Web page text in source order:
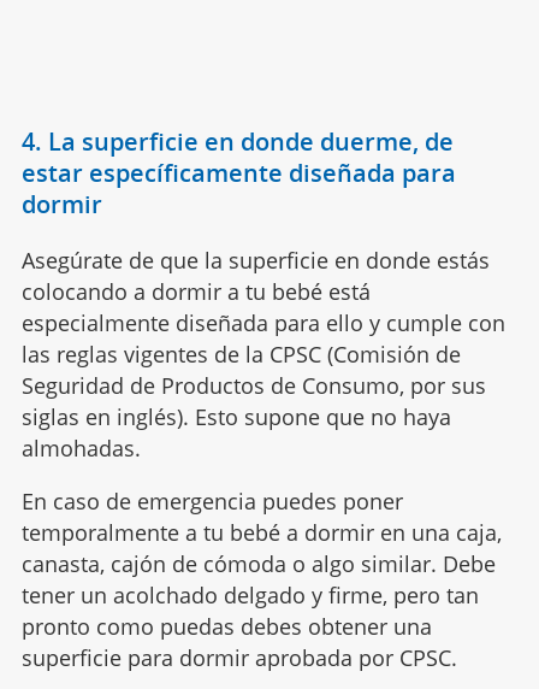
4. La superficie en donde duerme, de
estar específicamente diseñada para
dormir
Asegúrate de que la superficie en donde estás
colocando a dormir a tu bebé está
especialmente diseñada para ello y cumple con
las reglas vigentes de la CPSC (Comisión de
Seguridad de Productos de Consumo, por sus
siglas en inglés). Esto supone que no haya
almohadas.
En caso de emergencia puedes poner
temporalmente a tu bebé a dormir en una caja,
canasta, cajón de cómoda o algo similar. Debe
tener un acolchado delgado y firme, pero tan
pronto como puedas debes obtener una
superficie para dormir aprobada por CPSC.